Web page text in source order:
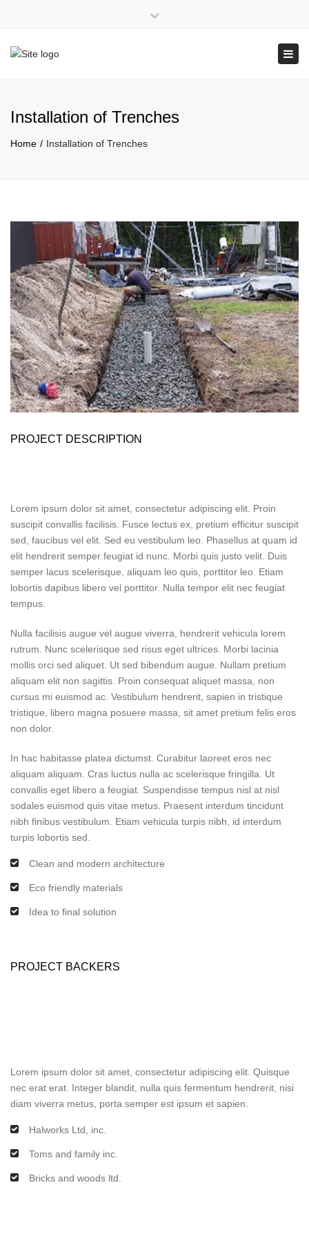
Installation of Trenches
Home Installation of Trenches
PROJECT DESCRIPTION
Lorem ipsum dolor sit amet, consectetur adipiscing elit. Proin
suscipit convallis facilisis. Fusce lectus ex, pretium efficitur suscipit
sed, faucibus vel elit. Sed eu vestibulum leo. Phasellus at quam id
elit hendrerit semper feugiat id nunc. Morbi quis justo velit. Duis
semper lacus scelerisque, aliquam leo quis, porttitor leo. Etiam
lobortis dapibus libero vel porttitor. Nulla tempor elit nec feugiat
tempus.
Nulla facilisis augue vel augue viverra, hendrerit vehicula lorem
rutrum. Nunc scelerisque sed risus eget ultrices. Morbi lacinia
mollis orci sed aliquet. Ut sed bibendum augue. Nullam pretium
aliquam elit non sagittis. Proin consequat aliquet massa, non
cursus mi euismod ac. Vestibulum hendrerit, sapien in tristique
tristique, libero magna posuere massa, sit amet pretium felis eros
non dolor.
In hac habitasse platea dictumst. Curabitur laoreet eros nec
aliquam aliquam. Cras luctus nulla ac scelerisque fringilla. Ut
convallis eget libero a feugiat. Suspendisse tempus nisl at nisl
sodales euismod quis vitae metus. Praesent interdum tincidunt
nibh finibus vestibulum. Etiam vehicula turpis nibh, id interdum
turpis lobortis sed.
Clean and modern architecture
Eco friendly materials
Idea to final solution
PROJECT BACKERS
Lorem ipsum dolor sit amet, consectetur adipiscing elit. Quisque
nec erat erat. Integer blandit, nulla quis fermentum hendrerit, nisi
diam viverra metus, porta semper est ipsum et sapien.
Halworks Ltd, inc.
Toms and family inc.
Bricks and woods ltd.